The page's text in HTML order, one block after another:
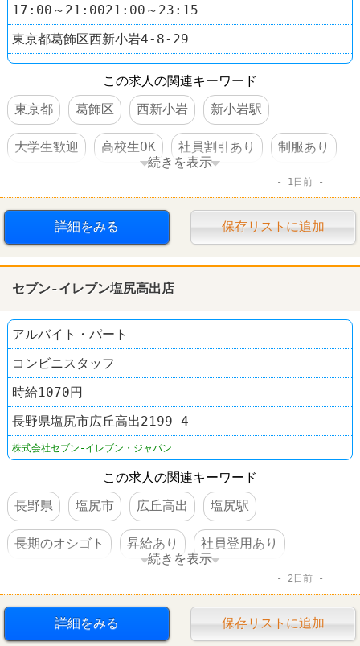
17:00～21:0021:00～23:15
東京都葛飾区西新小岩4-8-29
この求人の関連キーワード
東京都
葛飾区 西新小岩 新小岩駅
大学生歓迎 高校生OK 社員割引あり 制服あり
スーパー
まいばすけっと
続きを表示
1日前
詳細をみる 保存リストに追加
セブン-イレブン塩尻高出店
アルバイト・パート
コンビニスタッフ
時給1070円
長野県塩尻市広丘高出2199-4
株式会社セブン-イレブン・ジャパン
この求人の関連キーワード
長野県
塩尻市 広丘高出 塩尻駅
長期のオシゴト 昇給あり 社員登用あり
セブンイレブン
続きを表示
2日前
詳細をみる 保存リストに追加